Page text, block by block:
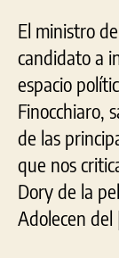
El ministro
candidato a
espacio
Finocchiaro,
de las
que nos
Dory de la
Adolecen